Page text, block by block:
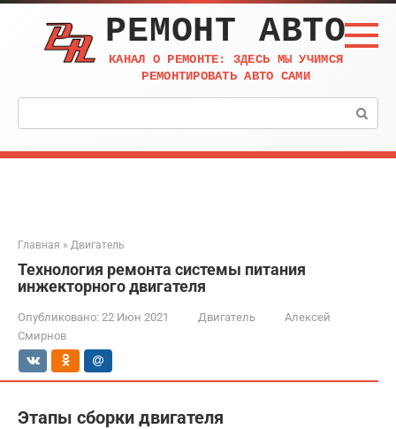
Перейти
контенту
РЕМОНТ АВТО
КАНАЛ О РЕМОНТЕ: ЗДЕСЬ МЫ УЧИМСЯ
РЕМОНТИРОВАТЬ АВТО САМИ
Поиск:
Главная » Двигатель
Технология ремонта системы питания
инжекторного двигателя
Опубликовано: 22 Июн 2021 Двигатель
Алексей
Смирнов
Этапы сборки двигателя